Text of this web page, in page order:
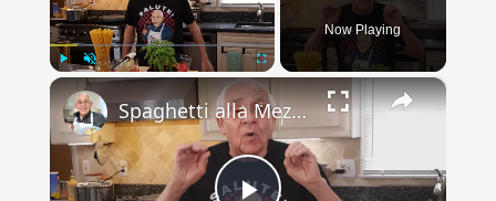
Unmute
Now Playing
×
Spaghetti alla Mezzanotte Recipe